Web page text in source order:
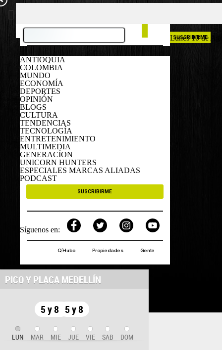
ANTIOQUIA
COLOMBIA
MUNDO
ECONOMÍA
DEPORTES
OPINIÓN
BLOGS
CULTURA
TENDENCIAS
TECNOLOGÍA
ENTRETENIMIENTO
MULTIMEDIA
GENERACÍON
UNICORN HUNTERS
ESPECIALES MARCAS ALIADAS
PODCAST
SUSCRIBIRME
Síguenos en:
Q´Hubo Propiedades Gente
Lunes 10 de
SUSCRIBIRME
PICO Y PLACA MEDELLÍN
5 y 8 5 y 8
LUN MAR MIE JUE VIE SAB DOM